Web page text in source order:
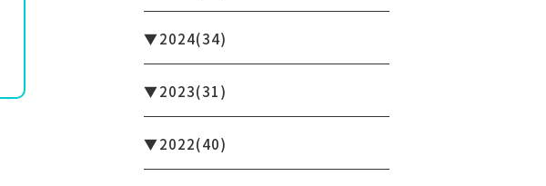
2024(34)
2023(31)
2022(40)